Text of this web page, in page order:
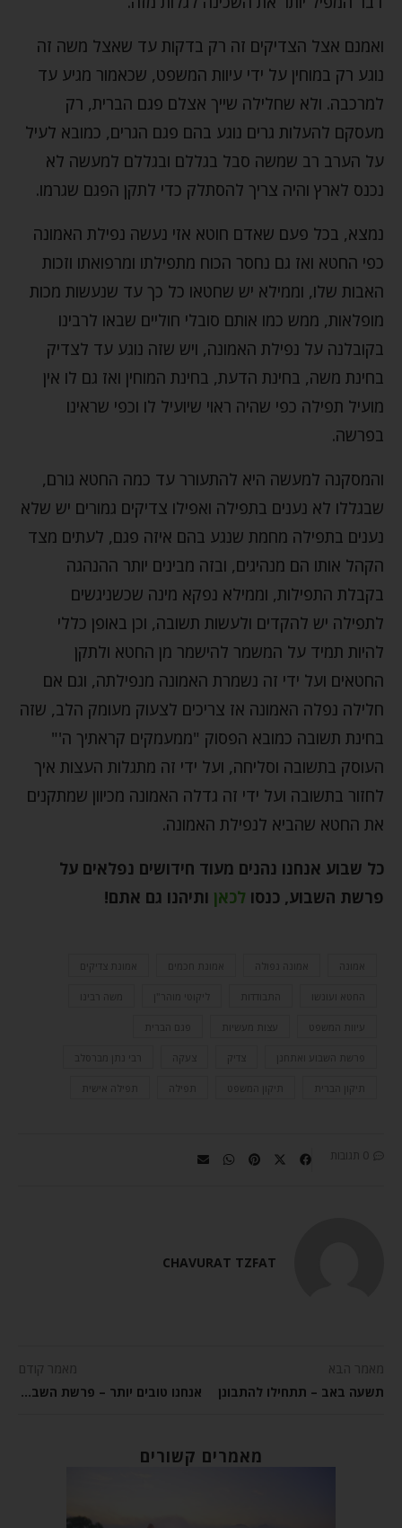
ואמנם אצל הצדיקים זה רק בדקות עד שאצל משה זה
נוגע רק במוחין על ידי עיוות המשפט, שכאמור מגיע עד
למרכבה. ולא שחלילה שייך אצלם פגם הברית, רק
מעסקם להעלות גרים נוגע בהם פגם הגרים, כמובא לעיל
על הערב רב שמשה סבל בגללם ובגללם למעשה לא
נכנס לארץ והיה צריך להסתלק כדי לתקן הפגם שגרמו.
נמצא, בכל פעם שאדם חוטא אזי נעשה נפילת האמונה
כפי החטא ואז גם נחסר הכוח מתפילתו ומרפואתו וזכות
האבות שלו, וממילא יש שחטאו כל כך עד שנעשות מכות
מופלאות, ממש כמו אותם סובלי חוליים שבאו לרבינו
בקובלנה על נפילת האמונה, ויש שזה נוגע עד לצדיק
בחינת משה, בחינת הדעת, בחינת המוחין ואז גם לו אין
מועיל תפילה כפי שהיה ראוי שיועיל לו וכפי שראינו
בפרשה.
והמסקנה למעשה היא להתעורר עד כמה החטא גורם,
שבגללו לא נענים בתפילה ואפילו צדיקים גמורים יש שלא
נענים בתפילה מחמת שנגע בהם איזה פגם, לעתים מצד
הקהל אותו הם מנהיגים, ובזה מבינים יותר ההנהגה
בקבלת התפילות, וממילא נפקא מינה שכשניגשים
לתפילה יש להקדים ולעשות תשובה, וכן באופן כללי
להיות תמיד על המשמר להישמר מן החטא ולתקן
החטאים ועל ידי זה נשמרת האמונה מנפילתה, וגם אם
חלילה נפלה האמונה אז צריכים לצעוק מעומק הלב, שזה
בחינת תשובה כמובא הפסוק "ממעמקים קראתיך ה'"
העוסק בתשובה וסליחה, ועל ידי זה מתגלות העצות איך
לחזור בתשובה ועל ידי זה גדלה האמונה מכיוון שמתקנים
את החטא שהביא לנפילת האמונה.
כל שבוע אנחנו נהנים מעוד חידושים נפלאים על
פרשת השבוע, כנסו לכאן ותיהנו גם אתם!
אמונה אמונה נפולה אמונת חכמים אמונת צדיקים
החטא ועונשו התבודדות ליקוטי מוהר"ן משה רבינו
עיוות המשפט עצות מעשיות פגם הברית
פרשת השבוע ואתחנן צדיק צעקה רבי נתן מברסלב
תיקון הברית תיקון המשפט תפילה תפילה אישית
0 תגובות
CHAVURAT TZFAT
מאמר הבא
תשעה באב – תתחילו להתבונן
מאמר קודם
אנחנו טובים יותר – פרשת השבוע ואתחנן שבת נחמו
מאמרים קשורים